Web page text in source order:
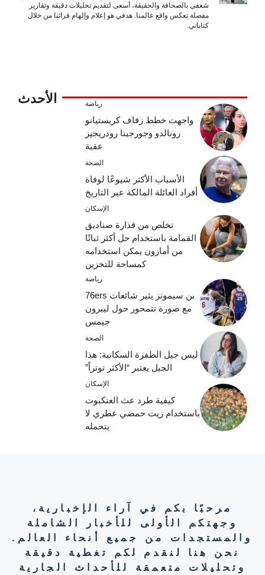
شغفي بالصحافة والحقيقة، أسعى لتقديم تحليلات دقيقة وتقارير
مفصلة تعكس واقع عالمنا. هدفي هو إعلام وإلهام قرائنا من خلال
كتاباتي.
الأحدث رياضة
واجهت خطط زفاف كريستيانو
رونالدو وجورجينا رودريجيز
عقبة
الصحة
الأسباب الأكثر شيوعًا لوفاة
أفراد العائلة المالكة عبر التاريخ
الإسكان
تخلص من قذارة صناديق
القمامة باستخدام حل أكثر ثباتًا
من أمازون يمكن استخدامه
كمساحة للتخزين
رياضة
بن سيمونز يثير شائعات 76ers
مع صورة تتمحور حول ليبرون
جيمس
الصحة
ليس جيل الطفرة السكانية: هذا
الجيل يعتبر “الأكثر توتراً”
الإسكان
كيفية طرد عث العنكبوت
باستخدام زيت حمضي عطري لا
يتحمله
مرحبًا بكم في آراء الإخبارية،
وجهتكم الأولى للأخبار الشاملة
والمستجدات من جميع أنحاء العالم.
نحن هنا لنقدم لكم تغطية دقيقة
وتحليلات متعمقة للأحداث الجارية